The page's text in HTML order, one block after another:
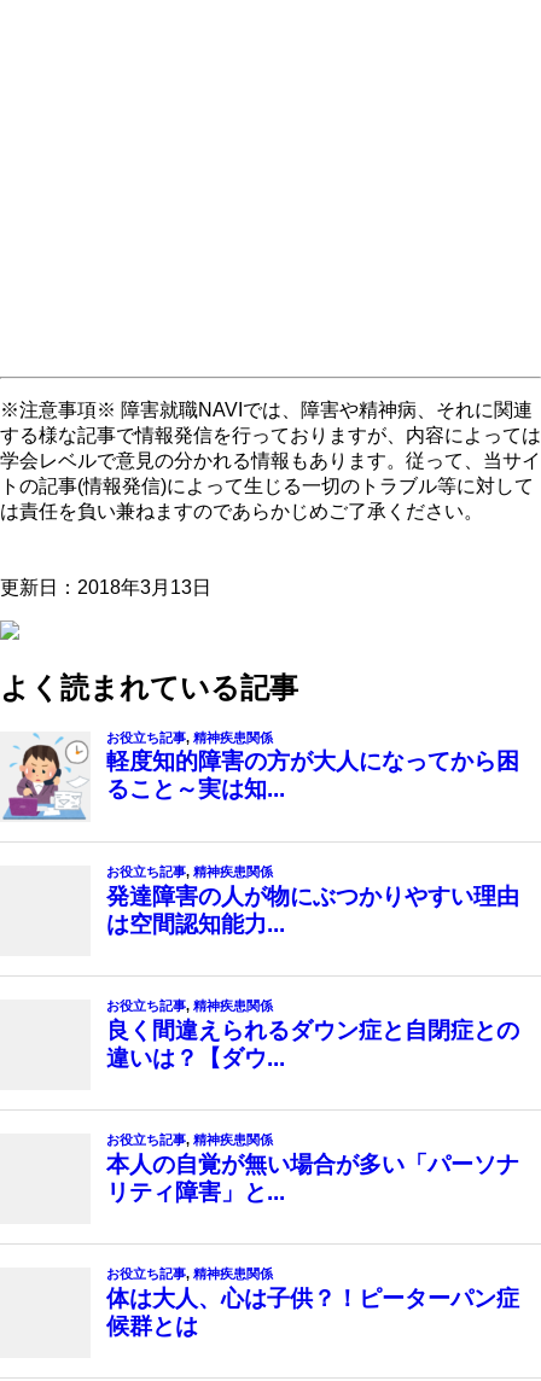
※注意事項※ 障害就職NAVIでは、障害や精神病、それに関連
する様な記事で情報発信を行っておりますが、内容によっては
学会レベルで意見の分かれる情報もあります。従って、当サイ
トの記事(情報発信)によって生じる一切のトラブル等に対して
は責任を負い兼ねますのであらかじめご了承ください。
更新日： 2018年3月13日
よく読まれている記事